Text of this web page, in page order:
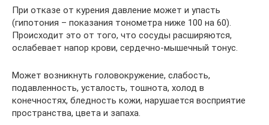
При отказе от курения давление может и упасть
(гипотония – показания тонометра ниже 100 на 60).
Происходит это от того, что сосуды расширяются,
ослабевает напор крови, сердечно-мышечный тонус.
Может возникнуть головокружение, слабость,
подавленность, усталость, тошнота, холод в
конечностях, бледность кожи, нарушается восприятие
пространства, цвета и запаха.